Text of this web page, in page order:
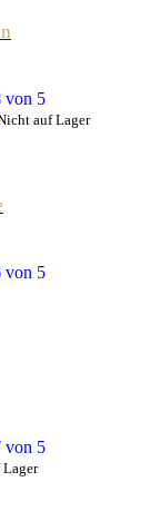
von 5
auf Lager
von 5
von 5